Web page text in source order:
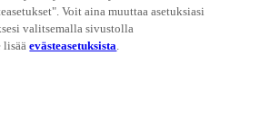
Voit aina muuttaa asetuksiasi
valitsemalla sivustolla
lisääevästeasetuksista